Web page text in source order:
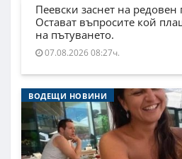
Пеевски заснет на редовен
Остават въпросите кой
на пътуването.
07.08.2026 08:27ч.
ВОДЕЩИ НОВИНИ